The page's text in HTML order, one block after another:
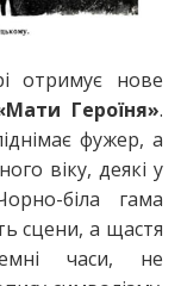
отримує нове
Героїня».
фужер, а
віку, деякі у
біла гама
сцени, а щастя
часи, не